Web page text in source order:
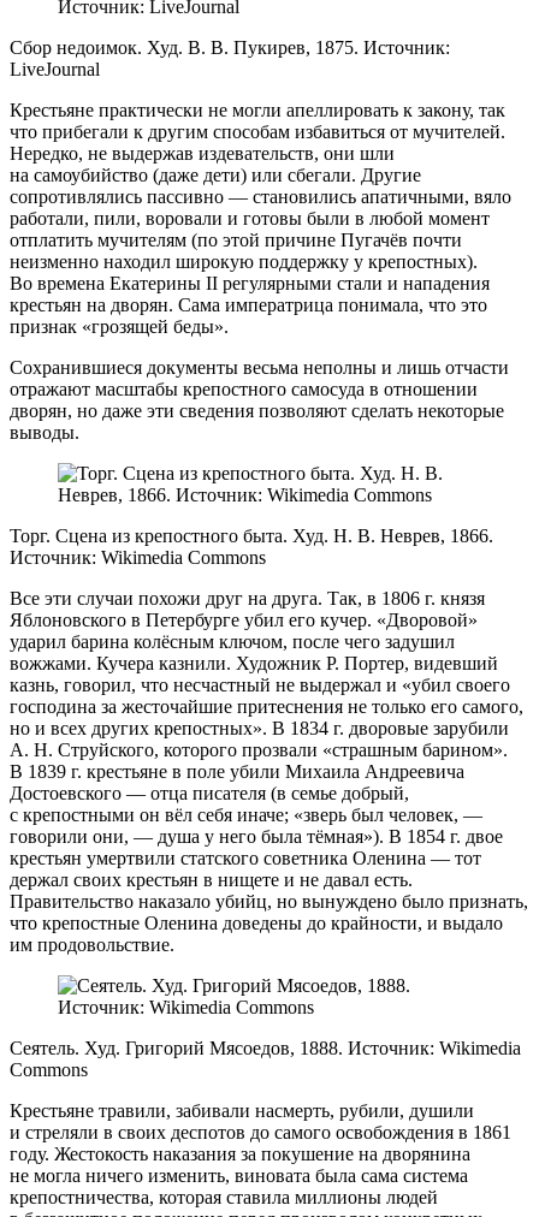
Сбор недоимок. Худ. В. В. Пукирев, 1875. Источник:
LiveJournal
Крестьяне практически не могли апеллировать к закону, так
что прибегали к другим способам избавиться от мучителей.
Нередко, не выдержав издевательств, они шли
на самоубийство (даже дети) или сбегали. Другие
сопротивлялись пассивно — становились апатичными, вяло
работали, пили, воровали и готовы были в любой момент
отплатить мучителям (по этой причине Пугачёв почти
неизменно находил широкую поддержку у крепостных).
Во времена Екатерины II регулярными стали и нападения
крестьян на дворян. Сама императрица понимала, что это
признак «грозящей беды».
Сохранившиеся документы весьма неполны и лишь отчасти
отражают масштабы крепостного самосуда в отношении
дворян, но даже эти сведения позволяют сделать некоторые
выводы.
Торг. Сцена из крепостного быта. Худ. Н. В. Неврев, 1866.
Источник: Wikimedia Commons
Все эти случаи похожи друг на друга. Так, в 1806 г. князя
Яблоновского в Петербурге убил его кучер. «Дворовой»
ударил барина колёсным ключом, после чего задушил
вожжами. Кучера казнили. Художник Р. Портер, видевший
казнь, говорил, что несчастный не выдержал и «убил своего
господина за жесточайшие притеснения не только его самого,
но и всех других крепостных». В 1834 г. дворовые зарубили
А. Н. Струйского, которого прозвали «страшным барином».
В 1839 г. крестьяне в поле убили Михаила Андреевича
Достоевского — отца писателя (в семье добрый,
с крепостными он вёл себя иначе; «зверь был человек, —
говорили они, — душа у него была тёмная»). В 1854 г. двое
крестьян умертвили статского советника Оленина — тот
держал своих крестьян в нищете и не давал есть.
Правительство наказало убийц, но вынуждено было признать,
что крепостные Оленина доведены до крайности, и выдало
им продовольствие.
Сеятель. Худ. Григорий Мясоедов, 1888. Источник: Wikimedia
Commons
Крестьяне травили, забивали насмерть, рубили, душили
и стреляли в своих деспотов до самого освобождения в 1861
году. Жестокость наказания за покушение на дворянина
не могла ничего изменить, виновата была сама система
крепостничества, которая ставила миллионы людей